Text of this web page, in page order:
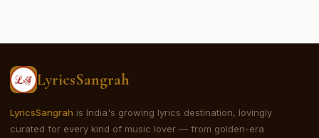
LyricsSangrah
LyricsSangrah is India's growing lyrics destination, lovingly
curated for every kind of music lover — from golden-era